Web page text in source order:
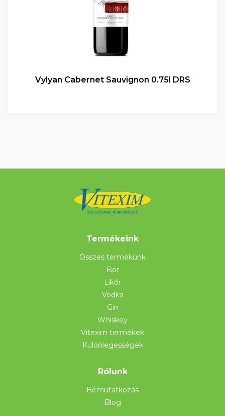
Vylyan Cabernet Sauvignon 0.75l DRS
Termékeink
Összes termékünk
Bor
Likőr
Vodka
Gin
Whiskey
Vitexim termékek
Különlegességek
Rólunk
Bemutatkozás
Blog